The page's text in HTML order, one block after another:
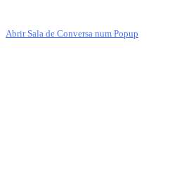
Abrir Sala de Conversa num Popup